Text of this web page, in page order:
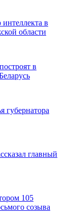
в
области
в
губернатора
главный
105
созыва